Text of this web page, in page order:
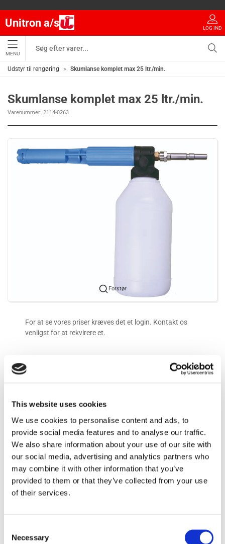
This website uses cookies
We use cookies to personalise content and ads, to
provide social media features and to analyse our traffic.
We also share information about your use of our site with
our social media, advertising and analytics partners who
may combine it with other information that you’ve
provided to them or that they’ve collected from your use
of their services.
Selection
Necessary
Unitron a/s LOG IND
MENU
Udstyr til rengøring Skumlanse komplet max 25 ltr./min.
Skumlanse komplet max 25 ltr./min.
Varenummer: 2114-0263
Forstør
For at se vores priser kræves det et login. Kontakt os
venligst for at rekvirere et.
Komplet med 2 liters beholder samt muffe og stiknippel. Max.